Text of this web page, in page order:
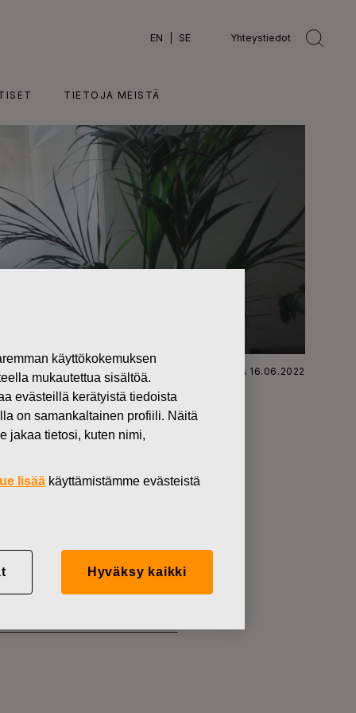
EN SE Yhteystiedot
TIETOJA MEISTÄ
OYJ ABP:N OMIEN OSAKKEIDEN HANKINTA 16.06.2022
käyttökokemuksen
mukautettua sisältöä.
evästeillä kerätyistä tiedoista
on samankaltainen profiili. Näitä
jakaa tietosi, kuten nimi,
lisää käyttämistämme evästeistä
Hyväksy kaikki